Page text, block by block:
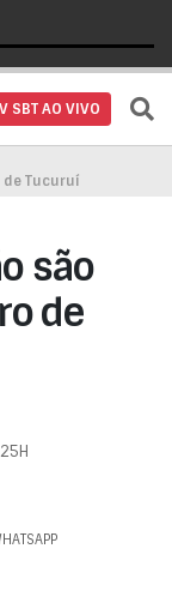
SBT AO VIVO
Tucuruí
são
de